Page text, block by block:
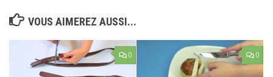
VOUS AIMEREZ AUSSI...
0 0